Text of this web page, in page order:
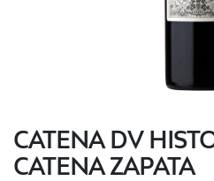
CATENA DV
CATENA ZAPATA